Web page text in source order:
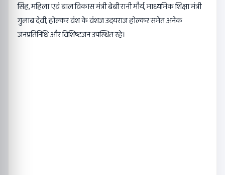
सिंह, महिला एवं बाल विकास मंत्री बेबी रानी मौर्य, माध्यमिक शिक्षा मंत्री
गुलाब देवी, होल्कर वंश के वंशज उदयराज होल्कर समेत अनेक
जनप्रतिनिधि और विशिष्टजन उपस्थित रहे।